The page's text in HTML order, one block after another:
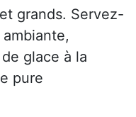
grands. Servez-
glace à la
pure